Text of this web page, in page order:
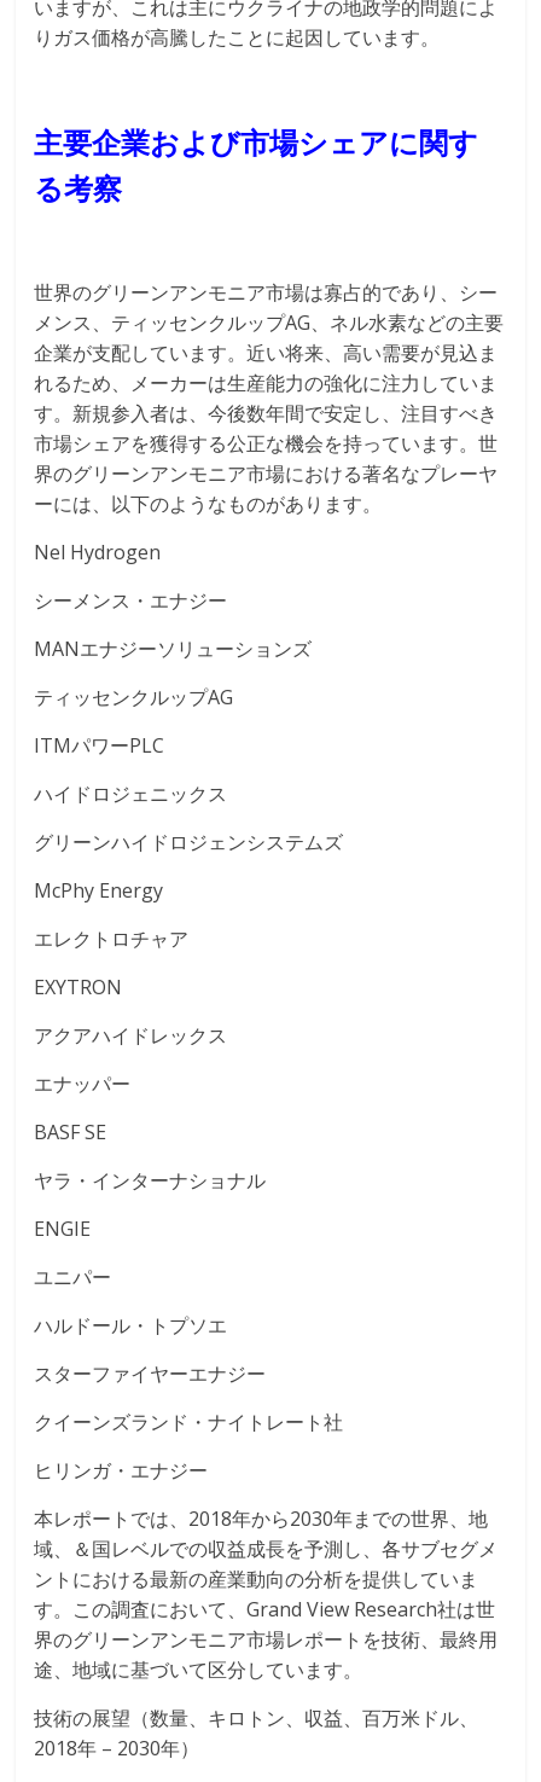
いますが、これは主にウクライナの地政学的問題によ
りガス価格が高騰したことに起因しています。
主要企業および市場シェアに関す
る考察
世界のグリーンアンモニア市場は寡占的であり、シー
メンス、ティッセンクルップAG、ネル水素などの主要
企業が支配しています。近い将来、高い需要が見込ま
れるため、メーカーは生産能力の強化に注力していま
す。新規参入者は、今後数年間で安定し、注目すべき
市場シェアを獲得する公正な機会を持っています。世
界のグリーンアンモニア市場における著名なプレーヤ
ーには、以下のようなものがあります。
Nel Hydrogen
シーメンス・エナジー
MANエナジーソリューションズ
ティッセンクルップAG
ITMパワーPLC
ハイドロジェニックス
グリーンハイドロジェンシステムズ
McPhy Energy
エレクトロチャア
EXYTRON
アクアハイドレックス
エナッパー
BASF SE
ヤラ・インターナショナル
ENGIE
ユニパー
ハルドール・トプソエ
スターファイヤーエナジー
クイーンズランド・ナイトレート社
ヒリンガ・エナジー
本レポートでは、2018年から2030年までの世界、地
域、＆国レベルでの収益成長を予測し、各サブセグメ
ントにおける最新の産業動向の分析を提供していま
す。この調査において、Grand View Research社は世
界のグリーンアンモニア市場レポートを技術、最終用
途、地域に基づいて区分しています。
技術の展望（数量、キロトン、収益、百万米ドル、
2018年 – 2030年）